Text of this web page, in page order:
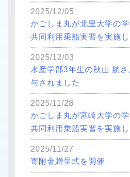
2025/12/05
かごしま丸が北里大学の
共同利用乗船実習を実施
2025/12/03
水産学部3年生の秋山 航
与されました
2025/11/28
かごしま丸が宮崎大学の
共同利用乗船実習を実施
2025/11/27
寄附金贈呈式を開催